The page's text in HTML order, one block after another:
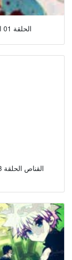
انمي Hunter X Hunter 2011 الحلقة 01 اون لاين